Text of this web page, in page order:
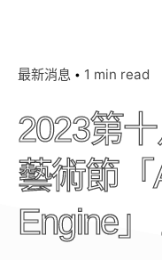
最新消息 1 min read
2023第
藝術節「
Engine